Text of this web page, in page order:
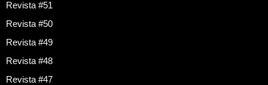
Revista #51
Revista #50
Revista #49
Revista #48
Revista #47